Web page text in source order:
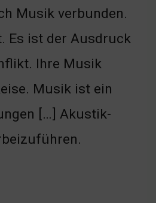
Musik verbunden.
Es ist der Ausdruck
Ihre Musik
Musik ist ein
[…] Akustik-